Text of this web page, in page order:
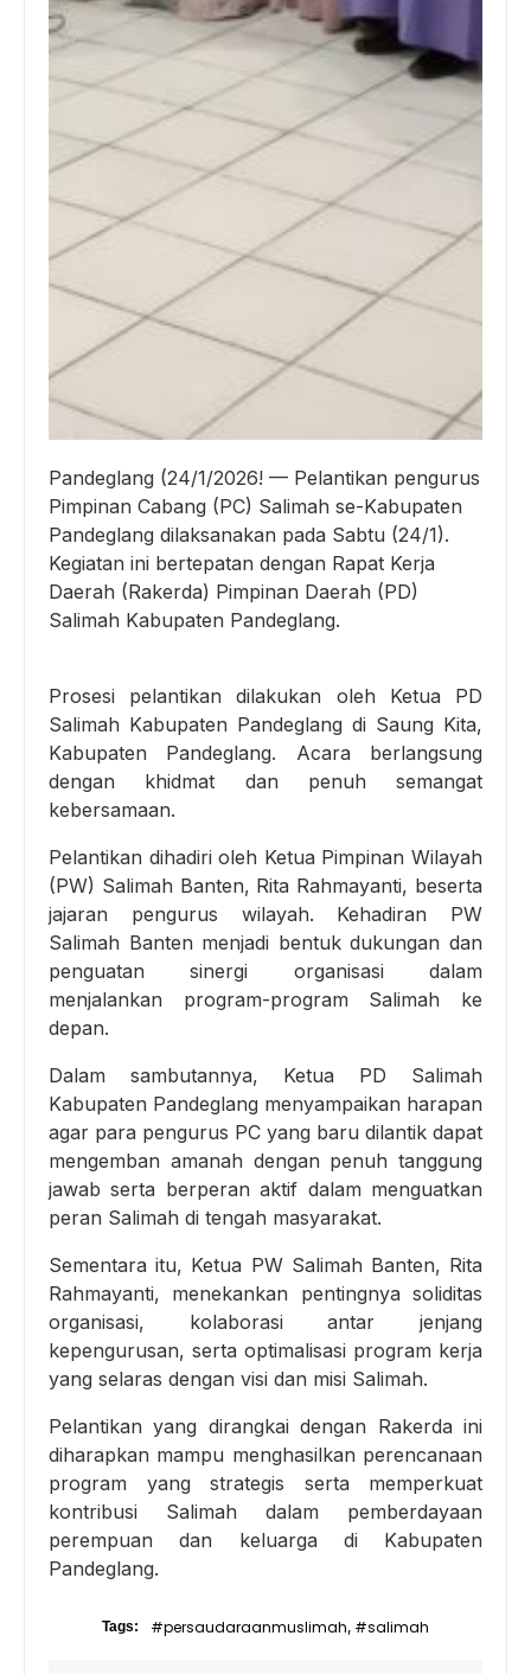
Pandeglang (24/1/2026! — Pelantikan pengurus
Pimpinan Cabang (PC) Salimah se-Kabupaten
Pandeglang dilaksanakan pada Sabtu (24/1).
Kegiatan ini bertepatan dengan Rapat Kerja
Daerah (Rakerda) Pimpinan Daerah (PD)
Salimah Kabupaten Pandeglang.
Prosesi pelantikan dilakukan oleh Ketua PD
Salimah Kabupaten Pandeglang di Saung Kita,
Kabupaten Pandeglang. Acara berlangsung
dengan khidmat dan penuh semangat
kebersamaan.
Pelantikan dihadiri oleh Ketua Pimpinan Wilayah
(PW) Salimah Banten, Rita Rahmayanti, beserta
jajaran pengurus wilayah. Kehadiran PW
Salimah Banten menjadi bentuk dukungan dan
penguatan sinergi organisasi dalam
menjalankan program-program Salimah ke
depan.
Dalam sambutannya, Ketua PD Salimah
Kabupaten Pandeglang menyampaikan harapan
agar para pengurus PC yang baru dilantik dapat
mengemban amanah dengan penuh tanggung
jawab serta berperan aktif dalam menguatkan
peran Salimah di tengah masyarakat.
Sementara itu, Ketua PW Salimah Banten, Rita
Rahmayanti, menekankan pentingnya soliditas
organisasi, kolaborasi antar jenjang
kepengurusan, serta optimalisasi program kerja
yang selaras dengan visi dan misi Salimah.
Pelantikan yang dirangkai dengan Rakerda ini
diharapkan mampu menghasilkan perencanaan
program yang strategis serta memperkuat
kontribusi Salimah dalam pemberdayaan
perempuan dan keluarga di Kabupaten
Pandeglang.
Tags: #persaudaraanmuslimah, #salimah